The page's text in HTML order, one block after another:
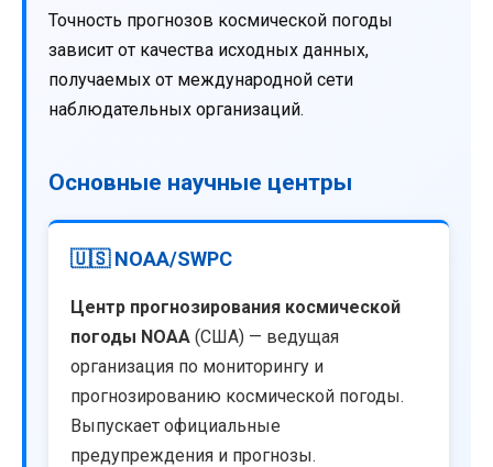
Точность прогнозов космической погоды
зависит от качества исходных данных,
получаемых от международной сети
наблюдательных организаций.
Основные научные центры
🇺🇸 NOAA/SWPC
Центр прогнозирования космической
погоды NOAA (США) — ведущая
организация по мониторингу и
прогнозированию космической погоды.
Выпускает официальные
предупреждения и прогнозы.